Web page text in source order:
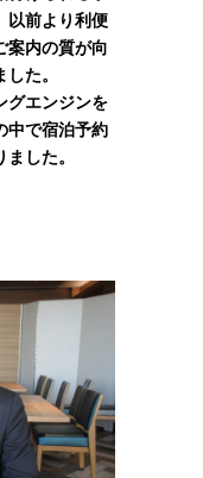
以前より利便
案内の質が向
た。
グエンジンを
中で宿泊予約
した。